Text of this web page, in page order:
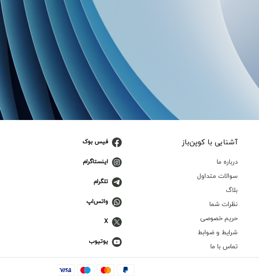
آشنایی با کوپن‌باز
درباره ما
سوالات متداول
بلاگ
نظرات شما
حریم خصوصی
شرایط و ضوابط
تماس با ما
فیس بوک
اینستاگرام
تلگرام
واتس‌اپ
X
یوتیوب